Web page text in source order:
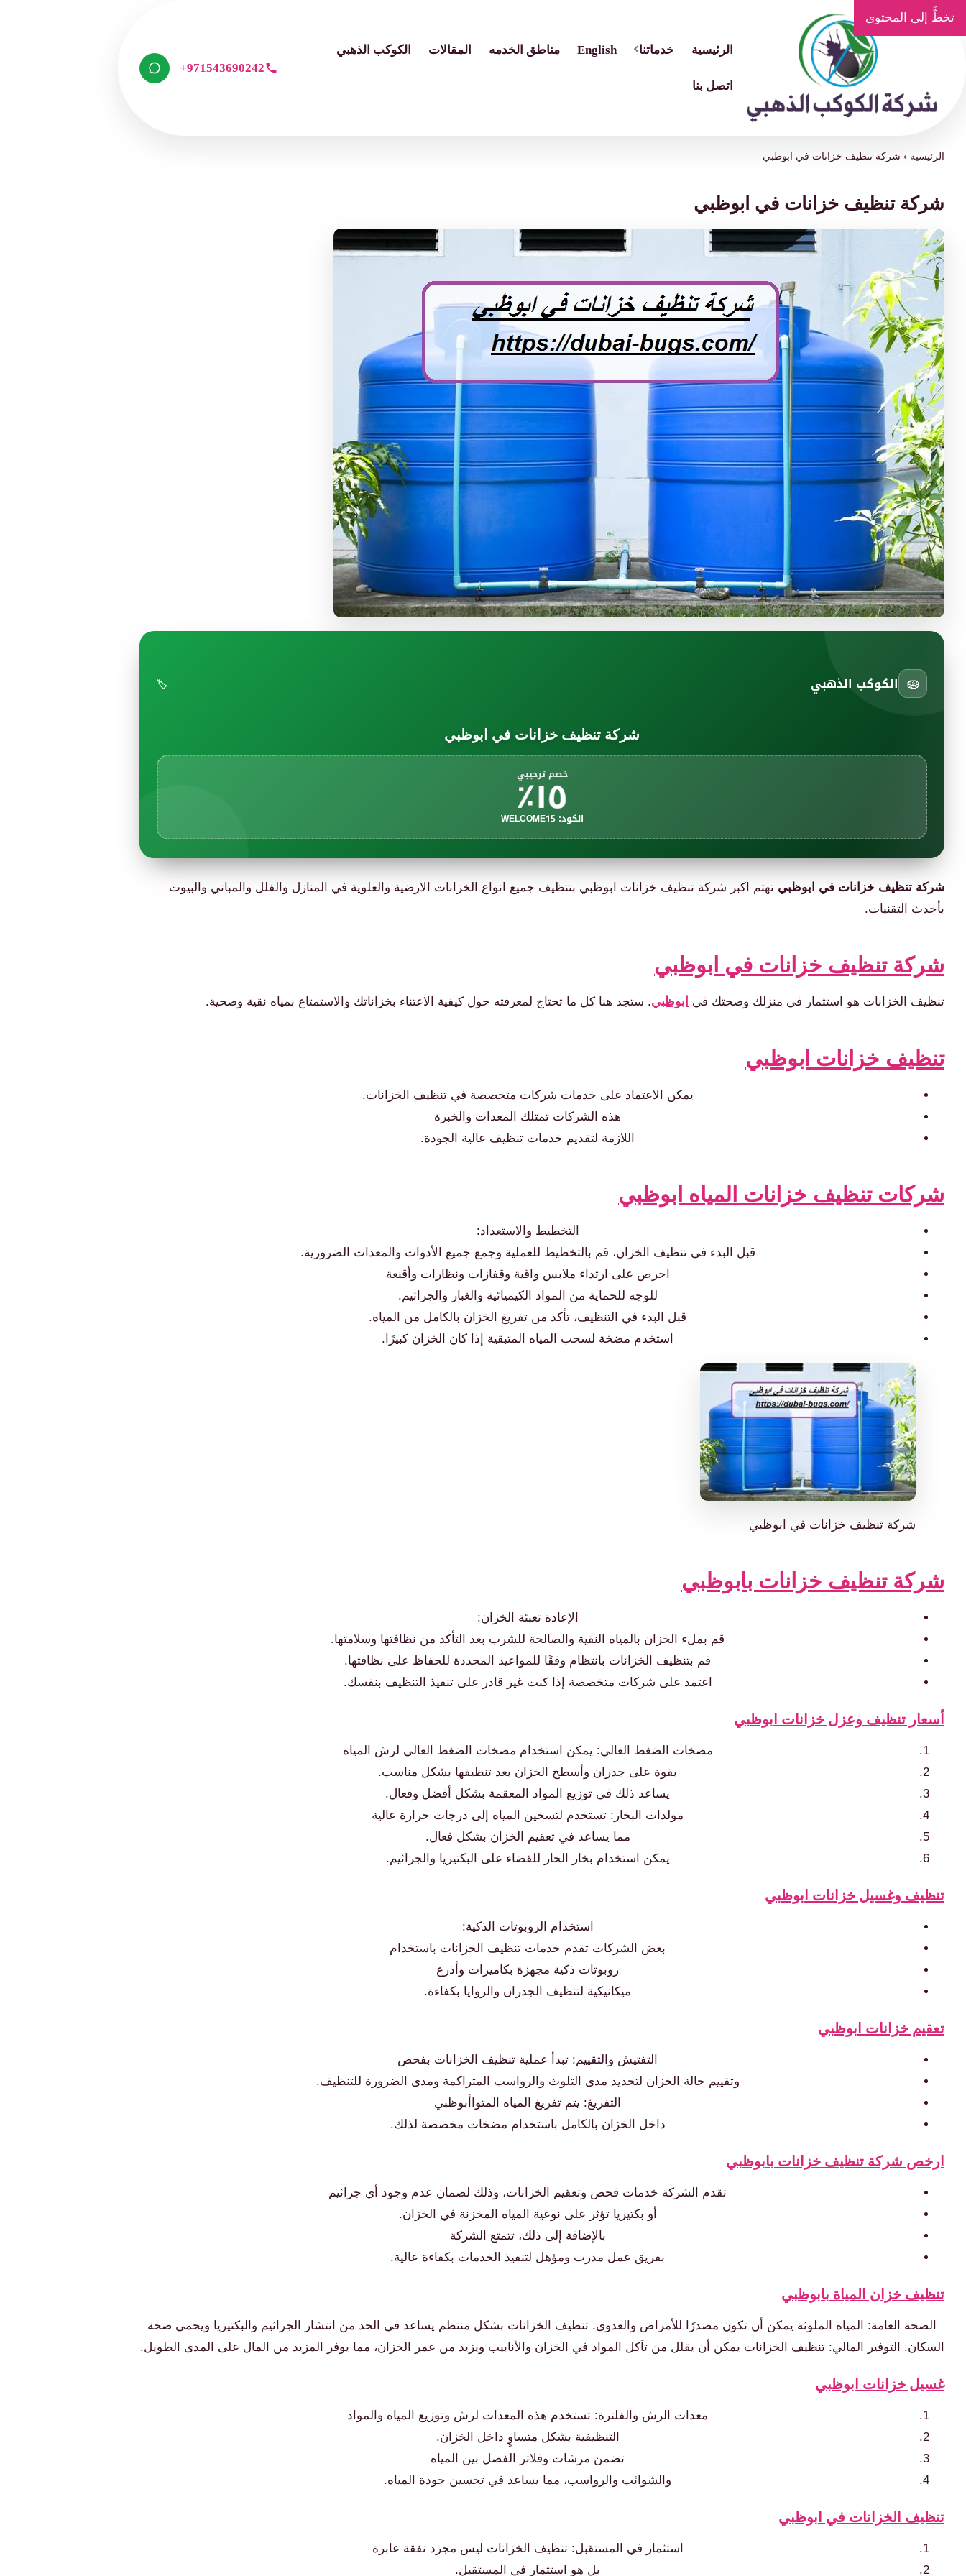
تخطَّ إلى المحتوى
الرئيسية خدماتنا English مناطق الخدمه المقالات الكوكب الذهبي
اتصل بنا
+971543690242
الرئيسية › شركة تنظيف خزانات في ابوظبي
شركة تنظيف خزانات في ابوظبي
🧽 الكوكب الذهبي 🏷️
شركة تنظيف خزانات في ابوظبي
خصم ترحيبي
١٥٪الكود: WELCOME15
شركة تنظيف خزانات في ابوظبي تهتم اكبر شركة تنظيف خزانات ابوظبي بتنظيف جميع انواع الخزانات الارضية والعلوية في المنازل والفلل والمباني والبيوت
بأحدث التقنيات.
شركة تنظيف خزانات في ابوظبي
تنظيف الخزانات هو استثمار في منزلك وصحتك في ابوظبي. ستجد هنا كل ما تحتاج لمعرفته حول كيفية الاعتناء بخزاناتك والاستمتاع بمياه نقية وصحية.
تنظيف خزانات ابوظبي
يمكن الاعتماد على خدمات شركات متخصصة في تنظيف الخزانات.
هذه الشركات تمتلك المعدات والخبرة
اللازمة لتقديم خدمات تنظيف عالية الجودة.
شركات تنظيف خزانات المياه ابوظبي
التخطيط والاستعداد:
قبل البدء في تنظيف الخزان، قم بالتخطيط للعملية وجمع جميع الأدوات والمعدات الضرورية.
احرص على ارتداء ملابس واقية وقفازات ونظارات وأقنعة
للوجه للحماية من المواد الكيميائية والغبار والجراثيم.
قبل البدء في التنظيف، تأكد من تفريغ الخزان بالكامل من المياه.
استخدم مضخة لسحب المياه المتبقية إذا كان الخزان كبيرًا.
شركة تنظيف خزانات في ابوظبي
شركة تنظيف خزانات بابوظبي
الإعادة تعبئة الخزان:
قم بملء الخزان بالمياه النقية والصالحة للشرب بعد التأكد من نظافتها وسلامتها.
قم بتنظيف الخزانات بانتظام وفقًا للمواعيد المحددة للحفاظ على نظافتها.
اعتمد على شركات متخصصة إذا كنت غير قادر على تنفيذ التنظيف بنفسك.
أسعار تنظيف وعزل خزانات ابوظبي
مضخات الضغط العالي: يمكن استخدام مضخات الضغط العالي لرش المياه
بقوة على جدران وأسطح الخزان بعد تنظيفها بشكل مناسب.
يساعد ذلك في توزيع المواد المعقمة بشكل أفضل وفعال.
مولدات البخار: تستخدم لتسخين المياه إلى درجات حرارة عالية
مما يساعد في تعقيم الخزان بشكل فعال.
يمكن استخدام بخار الحار للقضاء على البكتيريا والجراثيم.
تنظيف وغسيل خزانات ابوظبي
استخدام الروبوتات الذكية:
بعض الشركات تقدم خدمات تنظيف الخزانات باستخدام
روبوتات ذكية مجهزة بكاميرات وأذرع
ميكانيكية لتنظيف الجدران والزوايا بكفاءة.
تعقيم خزانات ابوظبي
التفتيش والتقييم: تبدأ عملية تنظيف الخزانات بفحص
وتقييم حالة الخزان لتحديد مدى التلوث والرواسب المتراكمة ومدى الضرورة للتنظيف.
التفريغ: يتم تفريغ المياه المتواأبوظبي
داخل الخزان بالكامل باستخدام مضخات مخصصة لذلك.
ارخص شركة تنظيف خزانات بابوظبي
تقدم الشركة خدمات فحص وتعقيم الخزانات، وذلك لضمان عدم وجود أي جراثيم
أو بكتيريا تؤثر على نوعية المياه المخزنة في الخزان.
بالإضافة إلى ذلك، تتمتع الشركة
بفريق عمل مدرب ومؤهل لتنفيذ الخدمات بكفاءة عالية.
تنظيف خزان المياة بابوظبي
الصحة العامة: المياه الملوثة يمكن أن تكون مصدرًا للأمراض والعدوى. تنظيف الخزانات بشكل منتظم يساعد في الحد من انتشار الجراثيم والبكتيريا ويحمي صحة
السكان. التوفير المالي: تنظيف الخزانات يمكن أن يقلل من تآكل المواد في الخزان والأنابيب ويزيد من عمر الخزان، مما يوفر المزيد من المال على المدى الطويل.
غسيل خزانات ابوظبي
معدات الرش والفلترة: تستخدم هذه المعدات لرش وتوزيع المياه والمواد
التنظيفية بشكل متساوٍ داخل الخزان.
تضمن مرشات وفلاتر الفصل بين المياه
والشوائب والرواسب، مما يساعد في تحسين جودة المياه.
تنظيف الخزانات في ابوظبي
استثمار في المستقبل: تنظيف الخزانات ليس مجرد نفقة عابرة
بل هو استثمار في المستقبل.